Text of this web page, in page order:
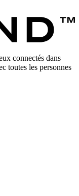
connectés dans
toutes les personnes